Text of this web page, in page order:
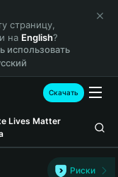
страницу,
на English?
использовать
Скачать
Lives Matter
Риски